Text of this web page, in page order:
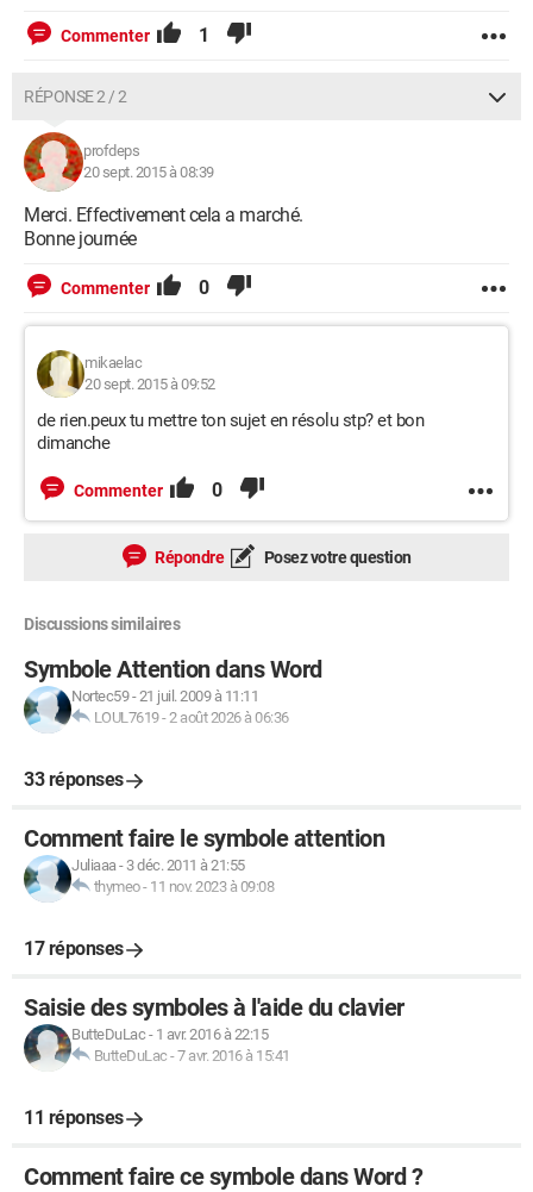
Commenter 1
RÉPONSE 2 / 2
profdeps
20 sept. 2015 à 08:39
Merci. Effectivement cela a marché.
Bonne journée
Commenter 0
mikaelac
20 sept. 2015 à 09:52
de rien.peux tu mettre ton sujet en résolu stp? et bon
dimanche
Commenter 0
Répondre Posez votre question
Discussions similaires
Symbole Attention dans Word
Nortec59-21 juil. 2009 à 11:11
LOUL7619-2 août 2026 à 06:36
33 réponses
Comment faire le symbole attention
Juliaaa- 3 déc. 2011 à 21:55
thymeo- 11 nov. 2023 à 09:08
17 réponses
Saisie des symboles à l'aide du clavier
ButteDuLac - 1 avr. 2016 à 22:15
ButteDuLac -7 avr. 2016 à 15:41
11 réponses
Comment faire ce symbole dans Word ?